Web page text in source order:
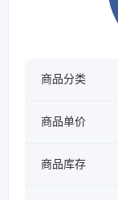
商品分类
商品单价
商品库存